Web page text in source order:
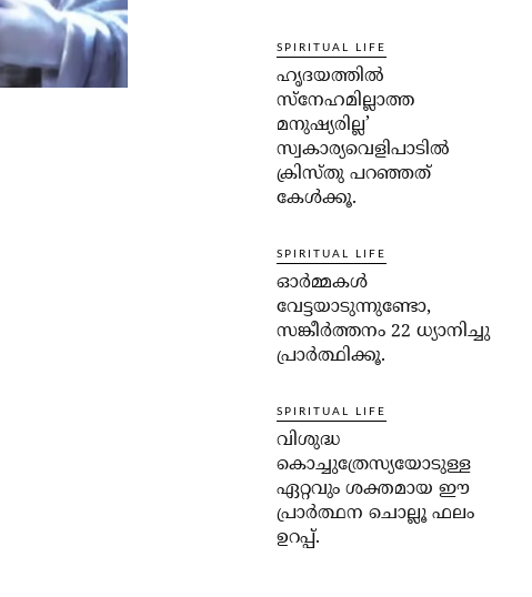
SPIRITUAL LIFE
ഹൃദയത്തില്‍
സ്‌നേഹമില്ലാത്ത
മനുഷ്യരില്ല’
സ്വകാര്യവെളിപാടില്‍
ക്രിസ്തു പറഞ്ഞത്
കേള്‍ക്കൂ.
SPIRITUAL LIFE
ഓര്‍മ്മകള്‍
വേട്ടയാടുന്നുണ്ടോ,
സങ്കീര്‍ത്തനം 22 ധ്യാനിച്ചു
പ്രാര്‍ത്ഥിക്കൂ.
SPIRITUAL LIFE
വിശുദ്ധ
കൊച്ചുത്രേസ്യയോടുള്ള
ഏറ്റവും ശക്തമായ ഈ
പ്രാര്‍ത്ഥന ചൊല്ലൂ ഫലം
ഉറപ്പ്.